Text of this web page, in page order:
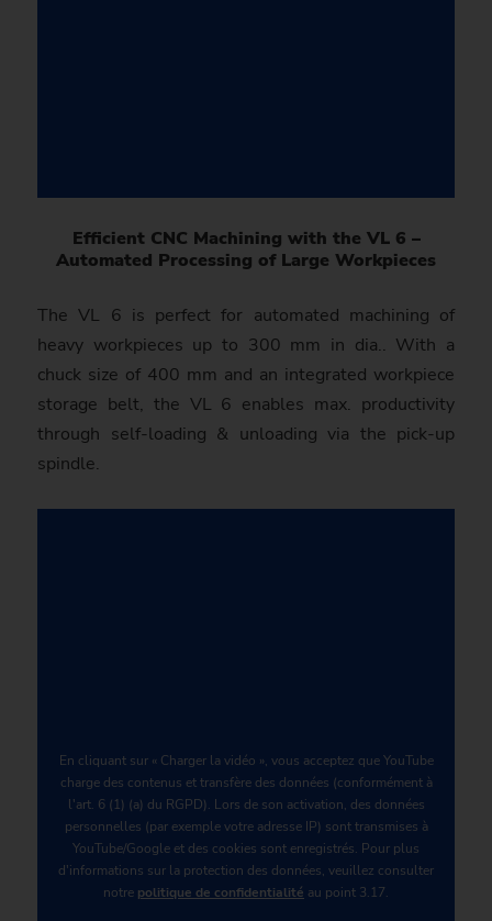
Efficient CNC Machining with the VL 6 –
Automated Proces­sing of Large Work­pieces
The VL 6 is perfect for auto­mated machining of
heavy workpieces up to 300 mm in dia.. With a
chuck size of 400 mm and an integrated workpiece
storage belt, the VL 6 enables max. productivity
through self-loading & unloading via the pick-up
spindle.
En cliquant sur « Charger la vidéo », vous acceptez que YouTube
charge des contenus et transfère des données (conformément à
l'art. 6 (1) (a) du RGPD). Lors de son activation, des données
personnelles (par exemple votre adresse IP) sont transmises à
YouTube/Google et des cookies sont enregistrés. Pour plus
d'informations sur la protection des données, veuillez consulter
notre politique de confidentialité au point 3.17.